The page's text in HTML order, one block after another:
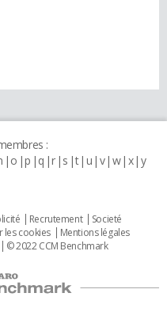
:
o p q r s t u v w x y
Recrutement
Societé
les cookies
Mentions légales
© 2022 CCM Benchmark